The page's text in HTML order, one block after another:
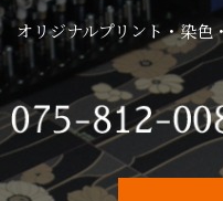
オリジナルプリント・染色